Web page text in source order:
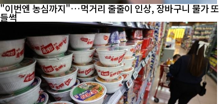
"이번엔 농심까지"…먹거리 줄줄이 인상, 장바구니 물가 또
들썩